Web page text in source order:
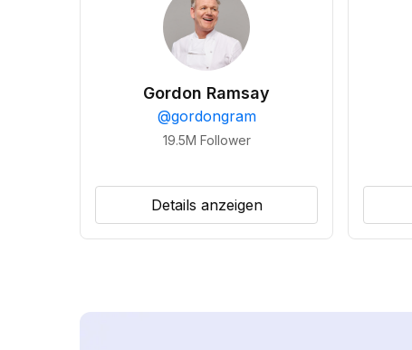
Gordon Ramsay
@gordongram
19.5M Follower
Details anzeigen